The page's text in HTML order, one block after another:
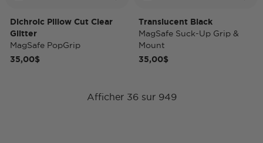
Dichroic Pillow Cut Clear
Glitter
MagSafe PopGrip
35,00$
Translucent Black
MagSafe Suck-Up Grip &
Mount
35,00$
Afficher 36 sur 949